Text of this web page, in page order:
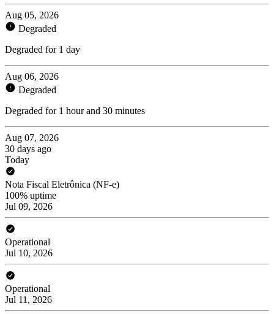
Aug 05, 2026
Degraded
Degraded for 1 day
Aug 06, 2026
Degraded
Degraded for 1 hour and 30 minutes
Aug 07, 2026
30 days ago
Today
Nota Fiscal Eletrônica (NF-e)
100% uptime
Jul 09, 2026
Operational
Jul 10, 2026
Operational
Jul 11, 2026